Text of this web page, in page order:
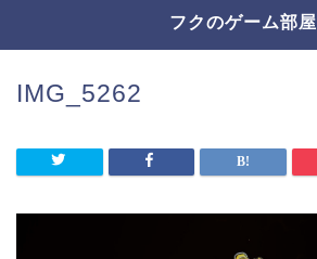
フクのゲーム部屋
IMG_5262